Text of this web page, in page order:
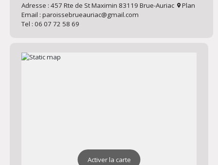
Adresse : 457 Rte de St Maximin 83119 Brue-Auriac
Plan
Email : paroissebrueauriac@gmail.com
Tel : 06 07 72 58 69
Activer la carte